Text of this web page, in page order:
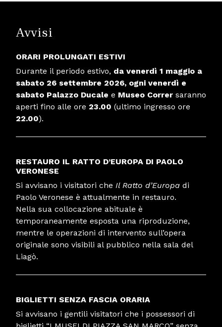
Avvisi
ORARI PROLUNGATI ESTIVI
Durante il periodo estivo, da venerdì 1 maggio a
sabato 26 settembre 2026, ogni venerdì e
sabato Palazzo Ducale e Museo Correr saranno
aperti fino alle ore 23.00 (ultimo ingresso ore
22.00).
RESTAURO IL RATTO D’EUROPA DI PAOLO
VERONESE
Si avvisano i visitatori che Il Ratto d’Europa di
Paolo Veronese è attualmente in restauro.
Nella sua collocazione abituale è
temporaneamente esposta una riproduzione,
mentre le operazioni di intervento sull’opera
originale sono visibili al pubblico nella sala del
Liagò.
BIGLIETTI SENZA FASCIA ORARIA
Si avvisano i gentili visitatori che i possessori di